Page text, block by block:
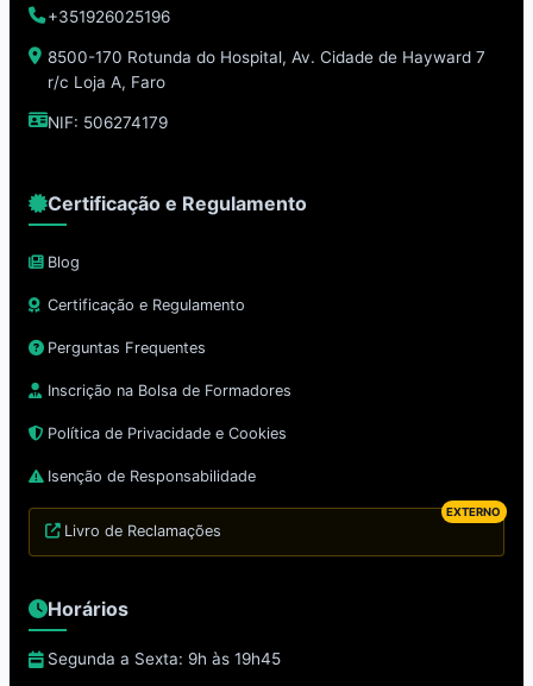
+351926025196
8500-170 Rotunda do Hospital, Av. Cidade de Hayward 7
r/c Loja A, Faro
NIF: 506274179
Certificação e Regulamento
Blog
Certificação e Regulamento
Perguntas Frequentes
Inscrição na Bolsa de Formadores
Política de Privacidade e Cookies
Isenção de Responsabilidade
Livro de Reclamações
EXTERNO
Horários
Segunda a Sexta: 9h às 19h45